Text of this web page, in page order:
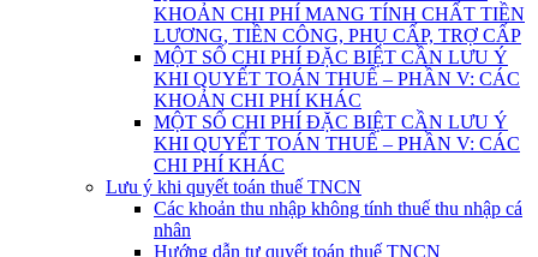
KHOẢN CHI PHÍ MANG TÍNH CHẤT TIỀN
LƯƠNG, TIỀN CÔNG, PHỤ CẤP, TRỢ CẤP
MỘT SỐ CHI PHÍ ĐẶC BIỆT CẦN LƯU Ý
KHI QUYẾT TOÁN THUẾ – PHẦN V: CÁC
KHOẢN CHI PHÍ KHÁC
MỘT SỐ CHI PHÍ ĐẶC BIỆT CẦN LƯU Ý
KHI QUYẾT TOÁN THUẾ – PHẦN V: CÁC
CHI PHÍ KHÁC
Lưu ý khi quyết toán thuế TNCN
Các khoản thu nhập không tính thuế thu nhập cá
nhân
Hướng dẫn tự quyết toán thuế TNCN